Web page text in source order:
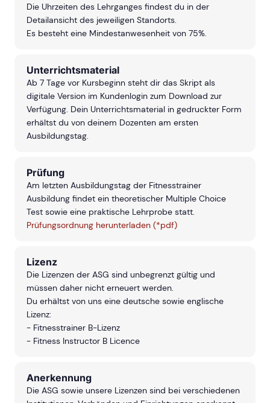
Die Uhrzeiten des Lehrganges findest du in der
Detailansicht des jeweiligen Standorts.
Es besteht eine Mindestanwesenheit von 75%.
Unterrichtsmaterial
Ab 7 Tage vor Kursbeginn steht dir das Skript als
digitale Version im Kundenlogin zum Download zur
Verfügung. Dein Unterrichtsmaterial in gedruckter Form
erhältst du von deinem Dozenten am ersten
Ausbildungstag.
Prüfung
Am letzten Ausbildungstag der Fitnesstrainer
Ausbildung findet ein theoretischer Multiple Choice
Test sowie eine praktische Lehrprobe statt.
Prüfungsordnung herunterladen (*pdf)
Lizenz
Die Lizenzen der ASG sind unbegrenzt gültig und
müssen daher nicht erneuert werden.
Du erhältst von uns eine deutsche sowie englische
Lizenz:
- Fitnesstrainer B-Lizenz
- Fitness Instructor B Licence
Anerkennung
Die ASG sowie unsere Lizenzen sind bei verschiedenen